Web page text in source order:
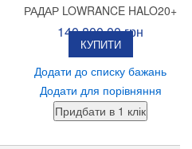
РАДАР LOWRANCE HALO20+
140 800,00 грн
КУПИТИ
Додати до списку бажань
Додати для порівняння